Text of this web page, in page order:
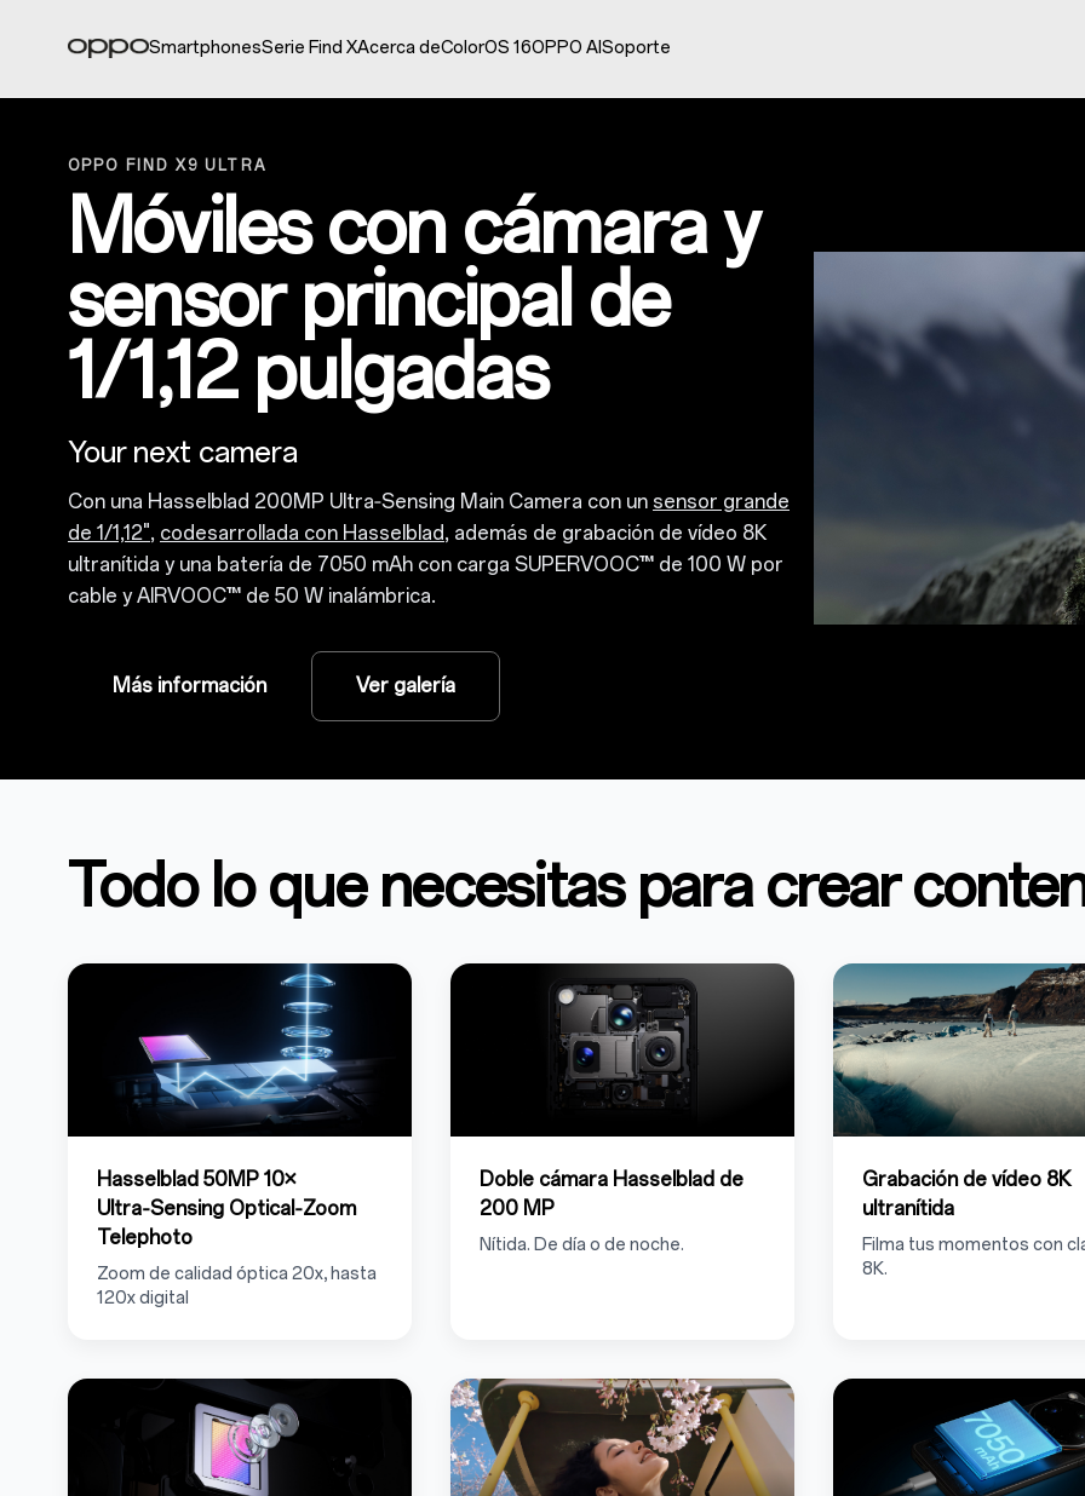
SmartphonesSerie Find XAcerca deColorOS 16OPPO AISoporte
OPPO FIND X9 ULTRA
Móviles con cámara y
sensor principal de
1/1,12 pulgadas
Your next camera
Con una Hasselblad 200MP Ultra‑Sensing Main Camera con un sensor grande
de 1/1,12", codesarrollada con Hasselblad, además de grabación de vídeo 8K
ultranítida y una batería de 7050 mAh con carga SUPERVOOC™ de 100 W por
cable y AIRVOOC™ de 50 W inalámbrica.
Más información Ver galería
Todo lo que necesitas para crear
Hasselblad 50MP 10×
Ultra‑Sensing Optical‑Zoom
Telephoto
Zoom de calidad óptica 20x, hasta
120x digital
Doble cámara Hasselblad de
200 MP
Nítida. De día o de noche.
Grabación de vídeo 8K
ultranítida
Filma tus momentos con
8K.